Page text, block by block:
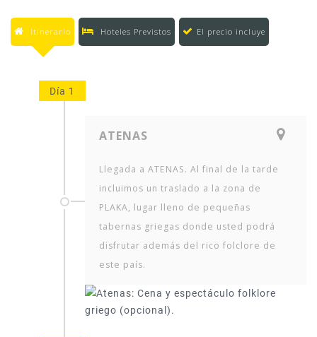
Itinerario Hoteles Previstos El precio incluye
Día 1
ATENAS
Llegada a ATENAS. Al final de la tarde
incluimos un traslado a la zona de
PLAKA, lugar lleno de pequeñas
tabernas griegas donde usted podrá
disfrutar además del rico folclore de
este país.